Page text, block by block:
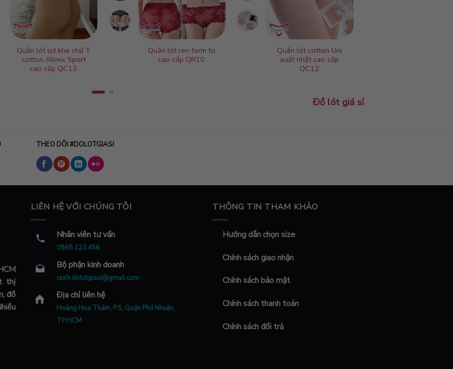
Quần lót lọt khe chữ T
cotton Allmix Sport
cao cấp QC13
Quần lót ren form to
cao cấp QR10
Quần lót cotton Uni
xuất nhật cao cấp
QC12
Đồ lót giá sỉ
THEO DÕI #DOLOTGIASI
thị
đồ
LIÊN HỆ VỚI CHÚNG TÔI
Nhân viên tư vấn
0968 123 456
Bộ phận kinh doanh
cskh.dolotgiasi@gmail.com
Địa chỉ liên hệ
Hoàng Hoa Thám, P.5, Quận Phú Nhuận,
TP.HCM
THÔNG TIN THAM KHẢO
Hướng dẫn chọn size
Chính sách giao nhận
Chính sách bảo mật
Chính sách thanh toán
Chính sách đổi trả